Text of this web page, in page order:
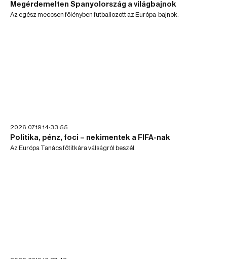
Megérdemelten Spanyolország a világbajnok
Az egész meccsen fölényben futballozott az Európa-bajnok.
2026.07.19 14:33:55
Politika, pénz, foci – nekimentek a FIFA-nak
Az Európa Tanács főtitkára válságról beszél.